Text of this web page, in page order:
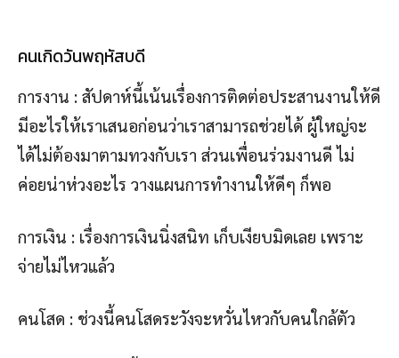
คนเกิดวันพฤหัสบดี
การงาน : สัปดาห์นี้เน้นเรื่องการติดต่อประสานงานให้ดี
มีอะไรให้เราเสนอก่อนว่าเราสามารถช่วยได้ ผู้ใหญ่จะ
ได้ไม่ต้องมาตามทวงกับเรา ส่วนเพื่อนร่วมงานดี ไม่
ค่อยน่าห่วงอะไร วางแผนการทำงานให้ดีๆ ก็พอ
การเงิน : เรื่องการเงินนิ่งสนิท เก็บเงียบมิดเลย เพราะ
จ่ายไม่ไหวแล้ว
คนโสด : ช่วงนี้คนโสดระวังจะหวั่นไหวกับคนใกล้ตัว